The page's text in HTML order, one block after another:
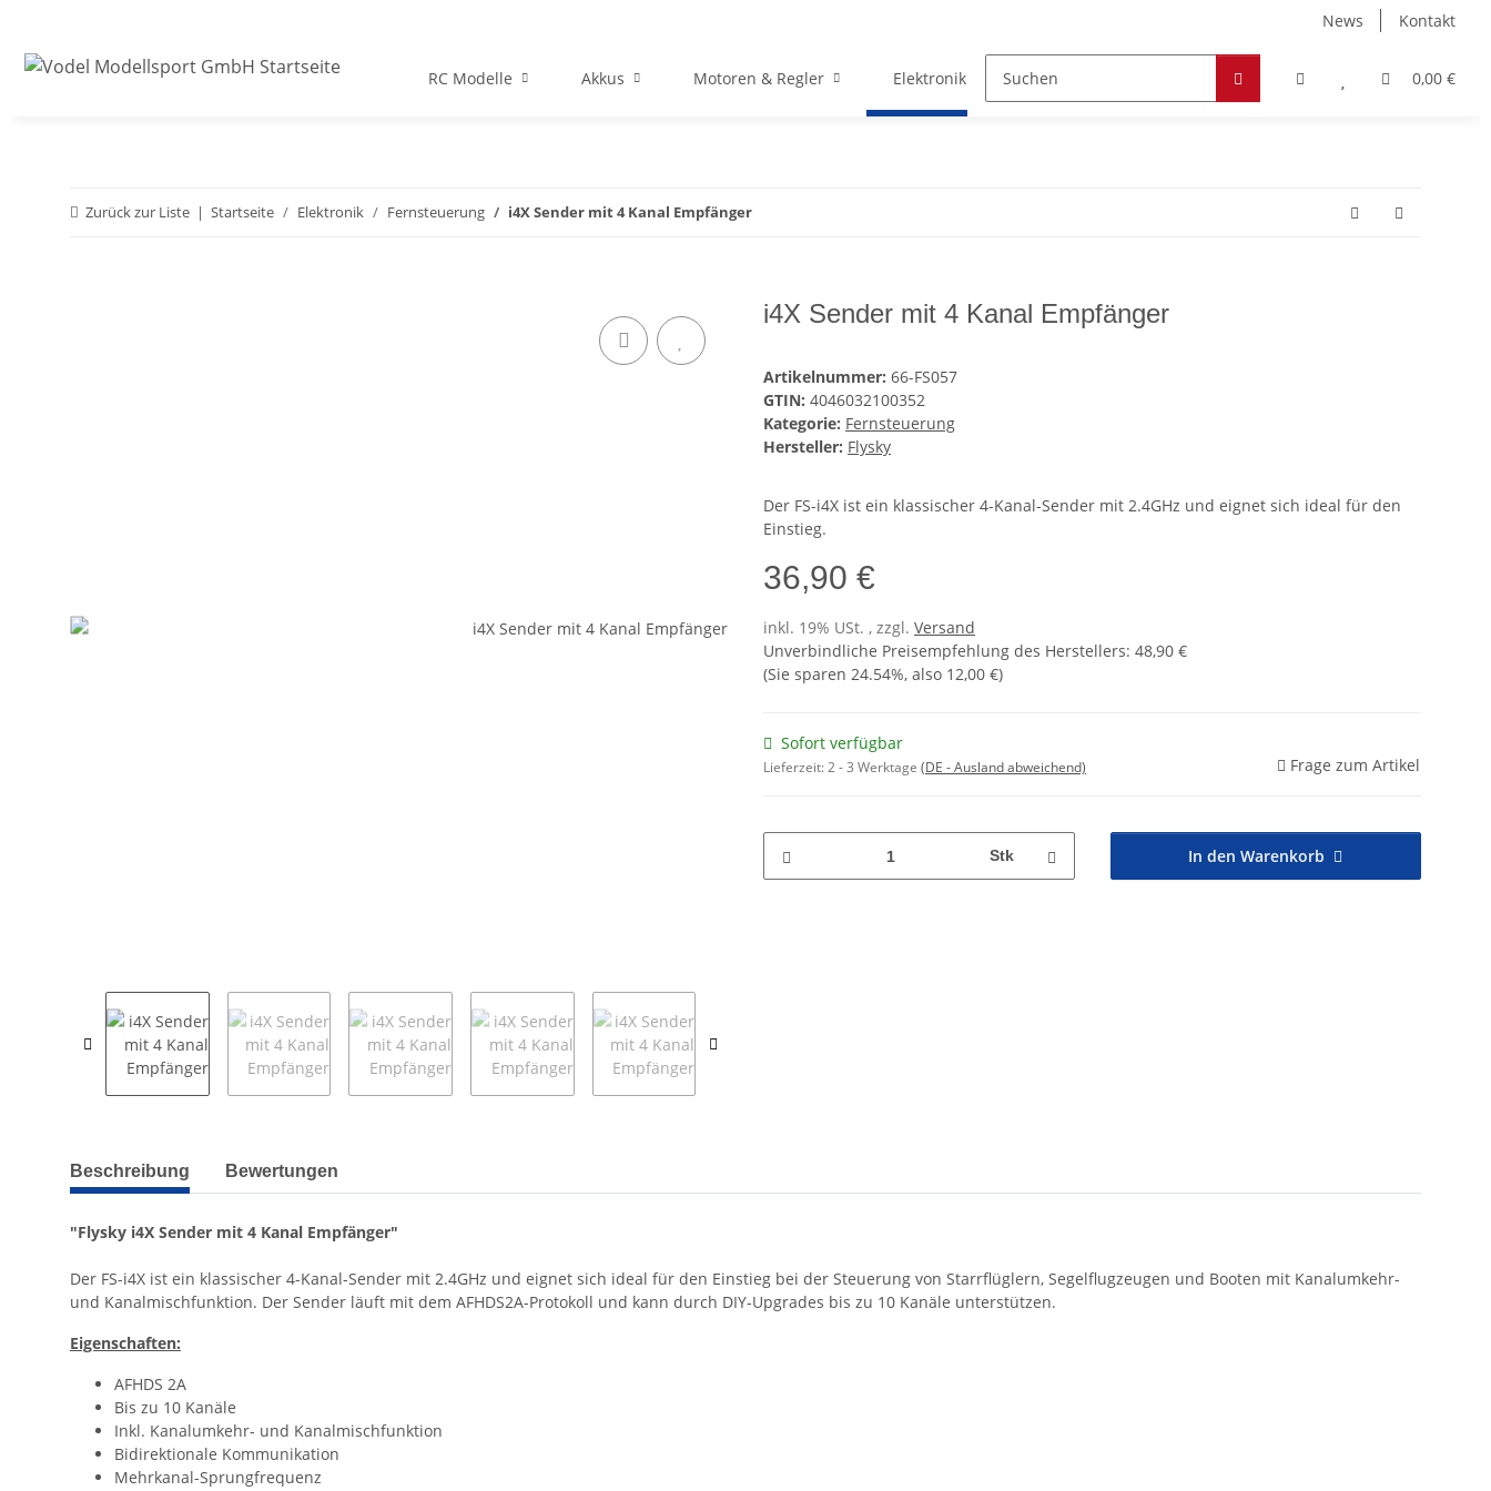
News Kontakt
0,00 €
RC Modelle Akkus Motoren & Regler Elektronik Zubehör Hobby & Freizeit Werkstoffe
Zurück zur Liste Startseite Elektronik Fernsteuerung i4X Sender mit 4 Kanal Empfänger
i4X Sender mit 4 Kanal Empfänger
Artikelnummer: 66-FS057
GTIN: 4046032100352
Kategorie: Fernsteuerung
Hersteller: Flysky
Der FS-i4X ist ein klassischer 4-Kanal-Sender mit 2.4GHz und eignet sich ideal für den
Einstieg.
36,90 €
inkl. 19% USt. , zzgl. Versand
Unverbindliche Preisempfehlung des Herstellers: 48,90 €
(Sie sparen 24.54%, also 12,00 €)
Sofort verfügbar
Lieferzeit:2 - 3 Werktage (DE - Ausland abweichend) Frage zum Artikel
Stk In den Warenkorb
weitere Registerkarten anzeigen
Beschreibung Bewertungen
"Flysky i4X Sender mit 4 Kanal Empfänger"
Der FS-i4X ist ein klassischer 4-Kanal-Sender mit 2.4GHz und eignet sich ideal für den Einstieg bei der Steuerung von Starrflüglern, Segelflugzeugen und Booten mit Kanalumkehr-
und Kanalmischfunktion. Der Sender läuft mit dem AFHDS2A-Protokoll und kann durch DIY-Upgrades bis zu 10 Kanäle unterstützen.
Eigenschaften:
AFHDS 2A
Bis zu 10 Kanäle
Inkl. Kanalumkehr- und Kanalmischfunktion
Bidirektionale Kommunikation
Mehrkanal-Sprungfrequenz